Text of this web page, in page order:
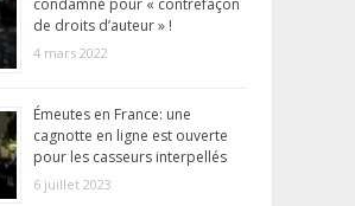
de droits d’auteur » !
4 mars 2022
Émeutes en France: une
cagnotte en ligne est ouverte
pour les casseurs interpellés
6 juillet 2023